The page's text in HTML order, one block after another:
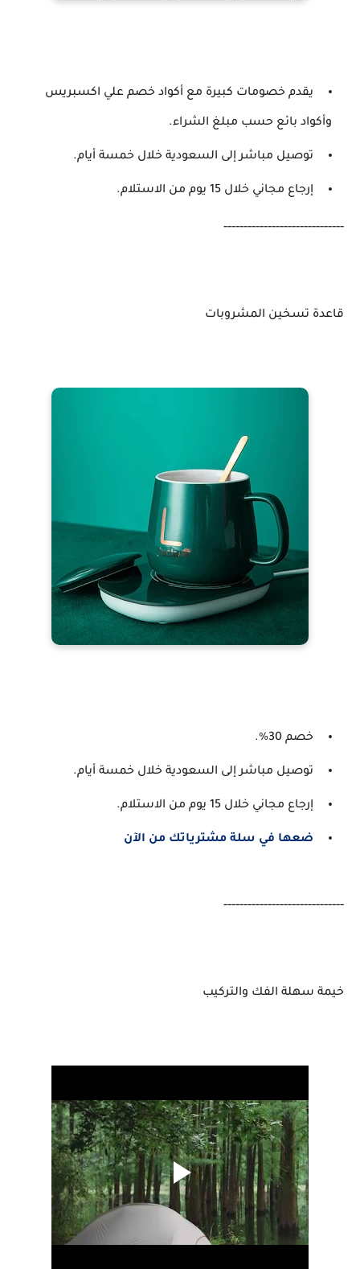
يقدم خصومات كبيرة مع أكواد خصم علي اكسبريس
وأكواد بائع حسب مبلغ الشراء.
توصيل مباشر إلى السعودية خلال خمسة أيام.
إرجاع مجاني خلال 15 يوم من الاستلام.
------------------------------
قاعدة تسخين المشروبات
خصم 30%.
توصيل مباشر إلى السعودية خلال خمسة أيام.
إرجاع مجاني خلال 15 يوم من الاستلام.
ضعها في سلة مشترياتك من الآن
------------------------------
خيمة سهلة الفك والتركيب